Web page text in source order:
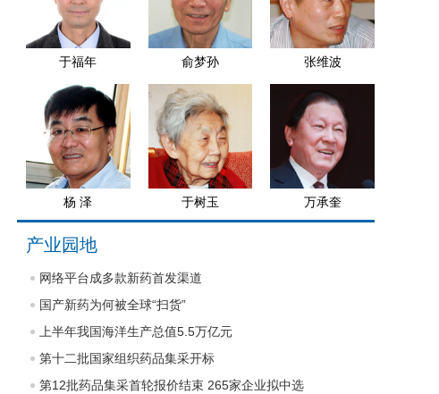
于福年 俞梦孙 张维波
杨 泽 于树玉 万承奎
产业园地
网络平台成多款新药首发渠道
国产新药为何被全球“扫货”
上半年我国海洋生产总值5.5万亿元
第十二批国家组织药品集采开标
第12批药品集采首轮报价结束 265家企业拟中选